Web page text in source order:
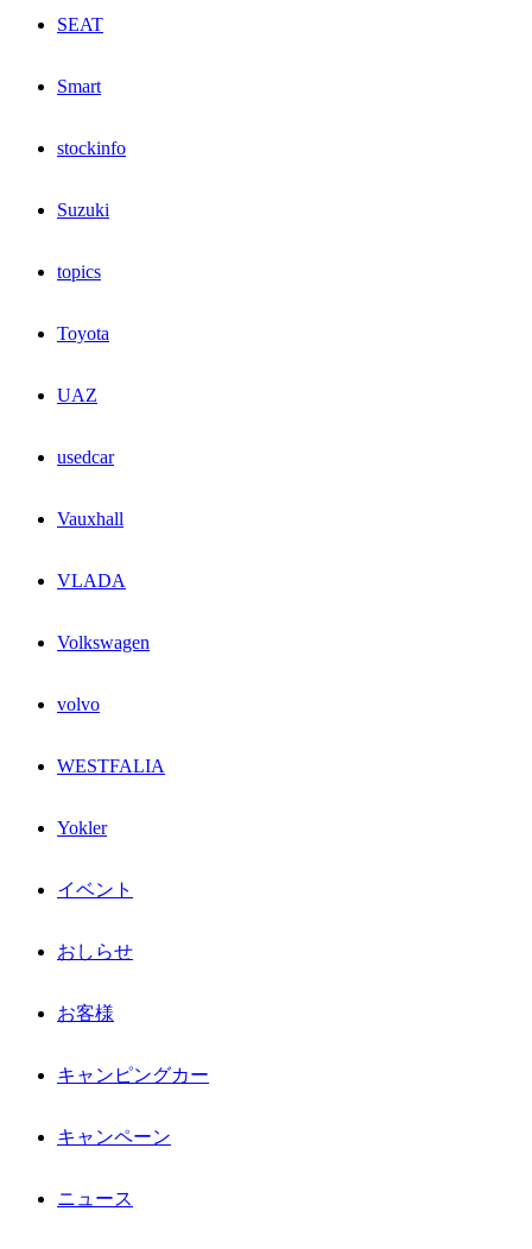
SEAT
Smart
stockinfo
Suzuki
topics
Toyota
UAZ
usedcar
Vauxhall
VLADA
Volkswagen
volvo
WESTFALIA
Yokler
イベント
おしらせ
お客様
キャンピングカー
キャンペーン
ニュース